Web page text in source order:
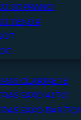
SOPRANO
TENOR
CLARINETE
SAXO ALTO
SAXO